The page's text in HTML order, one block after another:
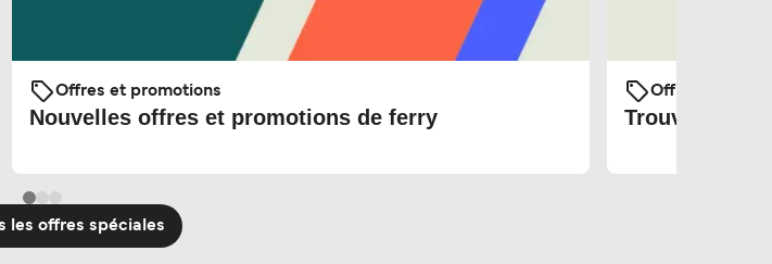
Offres et promotions
Nouvelles offres et promotions de ferry
Offres et
Trouvez les
les offres spéciales